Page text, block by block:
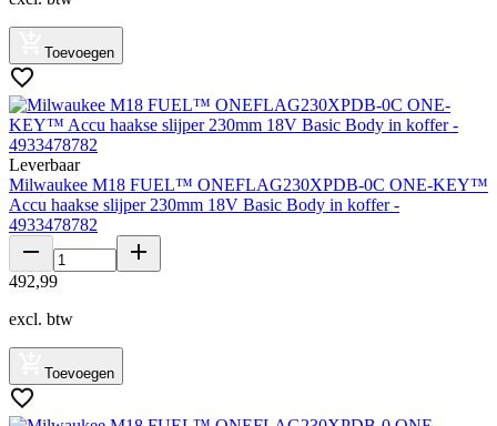
Toevoegen
Leverbaar
Milwaukee M18 FUEL™ ONEFLAG230XPDB-0C ONE-KEY™
Accu haakse slijper 230mm 18V Basic Body in koffer -
4933478782
492,99
excl. btw
Toevoegen